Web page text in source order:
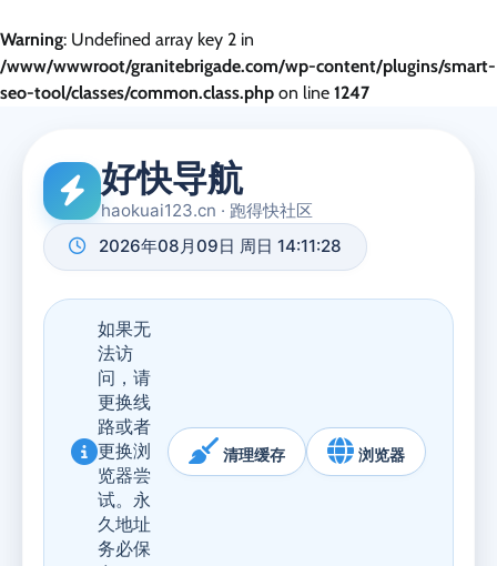
Warning: Undefined array key 2 in
/www/wwwroot/granitebrigade.com/wp-content/plugins/smart-
seo-tool/classes/common.class.php on line 1247